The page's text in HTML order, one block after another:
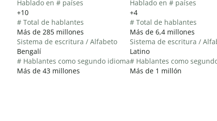
Hablado en # países
+10
# Total de hablantes
Más de 285 millones
Sistema de escritura / Alfabeto
Bengalí
# Hablantes como segundo idioma
Más de 43 millones
Hablado en # países
+4
# Total de hablantes
Más de 6,4 millones
Sistema de escritura /
Latino
# Hablantes como
Más de 1 millón